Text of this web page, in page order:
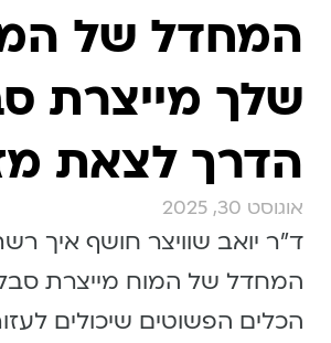
המחדל של
שלך מייצרת
הדרך לצאת
אוגוסט 30, 2025
ד״ר יואב שוויצר חושף איך
המחדל של המוח מייצרת
הכלים הפשוטים שיכולים